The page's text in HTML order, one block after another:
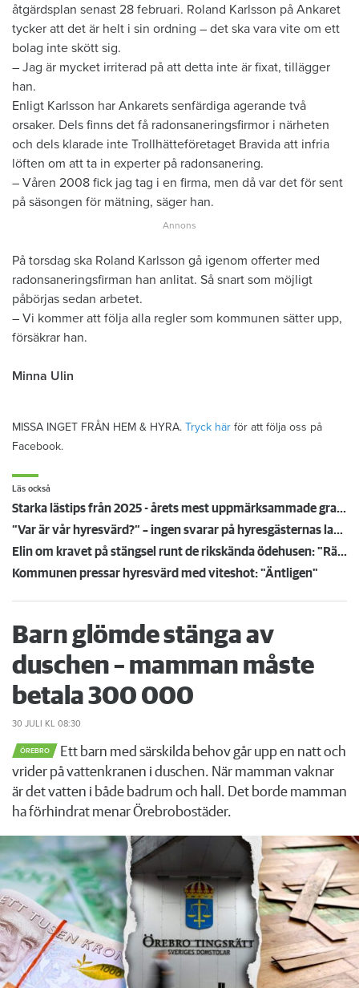
åtgärdsplan senast 28 februari. Roland Karlsson på Ankaret
tycker att det är helt i sin ordning – det ska vara vite om ett
bolag inte skött sig.
– Jag är mycket irriterad på att detta inte är fixat, tillägger
han.
Enligt Karlsson har Ankarets senfärdiga agerande två
orsaker. Dels finns det få radonsaneringsfirmor i närheten
och dels klarade inte Trollhätteföretaget Bravida att infria
löften om att ta in experter på radonsanering.
– Våren 2008 fick jag tag i en firma, men då var det för sent
på säsongen för mätning, säger han.
På torsdag ska Roland Karlsson gå igenom offerter med
radonsaneringsfirman han anlitat. Så snart som möjligt
påbörjas sedan arbetet.
– Vi kommer att följa alla regler som kommunen sätter upp,
försäkrar han.
Minna Ulin
MISSA INGET FRÅN HEM & HYRA. Tryck här för att följa oss på
Facebook.
Läs också
Starka lästips från 2025 - årets mest uppmärksammade granskningar
”Var är vår hyresvärd?” – ingen svarar på hyresgästernas larm om kalla lägenheter
Elin om kravet på stängsel runt de rikskända ödehusen: "Rädd för att barnen ska skada sig"
Kommunen pressar hyresvärd med viteshot: "Äntligen"
Barn glömde stänga av
duschen – mamman måste
betala 300 000
30 JULI KL 08:30
ÖREBRO
Ett barn med särskilda behov går upp en natt och
vrider på vattenkranen i duschen. När mamman vaknar
är det vatten i både badrum och hall. Det borde mamman
ha förhindrat menar Örebrobostäder.